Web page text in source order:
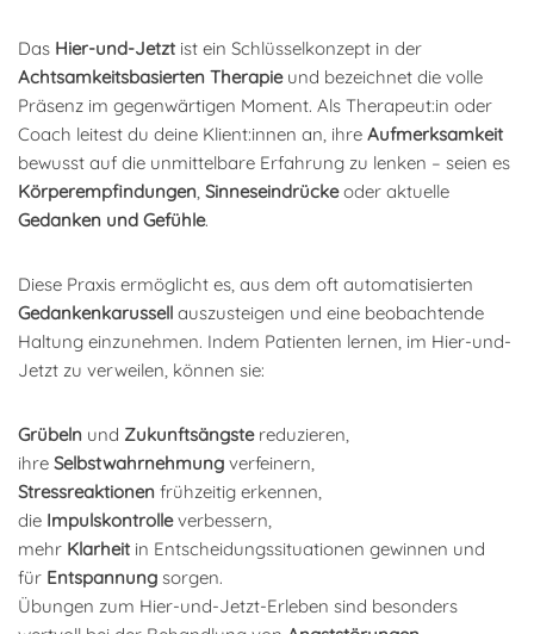
Das Hier-und-Jetztist ein Schlüsselkonzept in der
Achtsamkeitsbasierten Therapieund bezeichnet die volle
Präsenz im gegenwärtigen Moment. Als Therapeut:in oder
Coach leitest du deine Klient:innen an, ihre Aufmerksamkeit
bewusst auf die unmittelbare Erfahrung zu lenken – seien es
Körperempfindungen Sinneseindrückeoder aktuelle
Gedanken und Gefühle.
Diese Praxis ermöglicht es, aus dem oft automatisierten
Gedankenkarussell auszusteigen und eine beobachtende
Haltung einzunehmen. Indem Patienten lernen, im Hier-und-
Jetzt zu verweilen, können sie:
Grübeln und Zukunftsängstereduzieren,
ihre Selbstwahrnehmung verfeinern,
Stressreaktionen frühzeitig erkennen,
die Impulskontrolleverbessern,
mehr Klarheitin Entscheidungssituationen gewinnen und
für Entspannung sorgen.
Übungen zum Hier-und-Jetzt-Erleben sind besonders